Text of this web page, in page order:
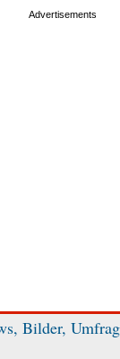
Bilder,